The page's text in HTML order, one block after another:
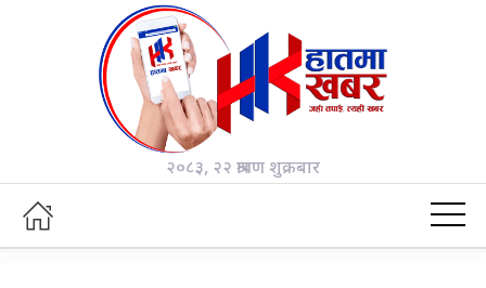
२०८३, २२ श्रावण शुक्रबार